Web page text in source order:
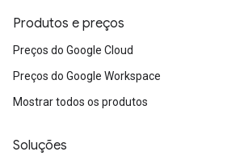
Produtos e preços
Preços do Google Cloud
Preços do Google Workspace
Mostrar todos os produtos
Soluções